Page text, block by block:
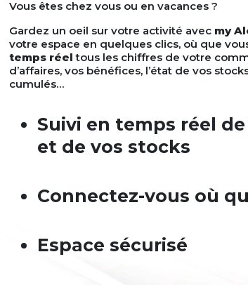
Vous êtes chez vous ou en vacances ?
Gardez un oeil sur votre activité avec my
votre espace en quelques clics, où que
temps réel tous les chiffres de votre
d’affaires, vos bénéfices, l’état de vos
cumulés…
Suivi en temps réel
et de vos stocks
Connectez-vous où
Espace sécurisé